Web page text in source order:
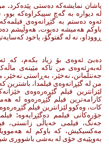
پاشان نمایشه‌که‌ ده‌ستی پێده‌کرد.
له‌ دیواره‌ به‌ گه‌چ سپیکراوه‌که‌
ئه‌وه‌ ده‌ستم به‌ گێڕانه‌وه‌ی
باوکم هه‌میشه‌ ده‌یوت. هه‌وڵیشم
ڕووداو، نه‌ له‌ گفتوگۆ، یاخود
ده‌بێ ئه‌وه‌ی بۆ زیاد بکه‌م، که‌
له‌به‌رئه‌وه‌ی من تاکه‌ مێینه‌ی
جه‌نتڵمانن. نه‌خێر، به‌ڕاستی نه‌خێر.
من له‌ گێڕانه‌وه‌ی فیلمدا،
لێزانترین فیلم گێڕه‌ره‌وه‌ی
کارامه‌ترین فیلم گێڕه‌ره‌وه‌ له‌
کات، وه‌کوو لێزانترین فیلم
جۆره‌کانی فیلمم ده‌گێڕایەوە‌‌:
جه‌نگ، فیلمی خه‌یاڵی زانستی،
مه‌کسیکیش، که‌ باوکم له‌
به‌وپێیه‌ی خۆی له‌ به‌شی باشووری